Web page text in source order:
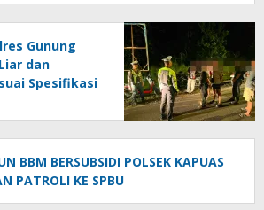
Gunung
dan
Spesifikasi
BBM BERSUBSIDI POLSEK KAPUAS
PATROLI KE SPBU